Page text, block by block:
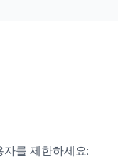
를 제한하세요: